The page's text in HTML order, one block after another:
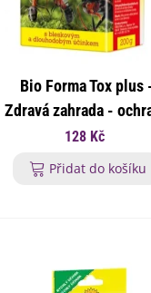
60 Kč 85 Kč -30%
Begonie
60 Kč 85 Kč -30%
Eukalyptus Baby
Blahovičník -
90 Kč
Bio Forma Tox plus
Zdravá zahrada -
proti mravencům - 200
128 Kč
Přidat do košíku